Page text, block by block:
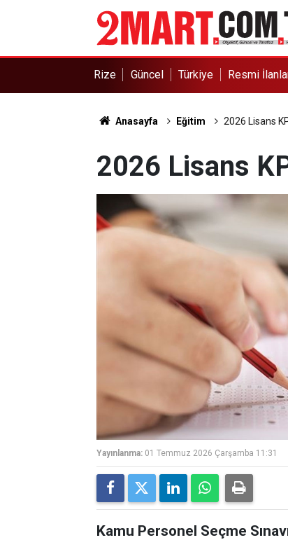
Rize Güncel Türkiye Resmi
Anasayfa Eğitim 2026 Lisans
2026 Lisans
Yayınlanma: 01 Temmuz 2026 Çarşamba 11:31
Kamu Personel Seçme